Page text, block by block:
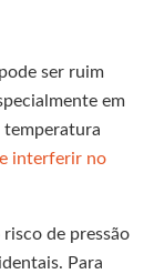
ser ruim
em
temperatura
interferir no
de pressão
Para